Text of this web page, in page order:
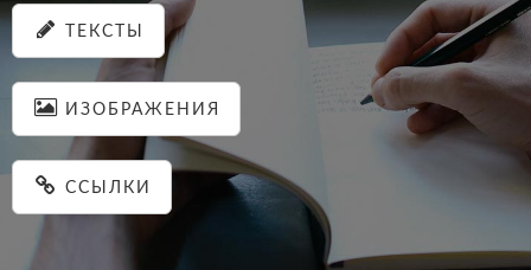
ТЕКСТЫ
ИЗОБРАЖЕНИЯ
ССЫЛКИ